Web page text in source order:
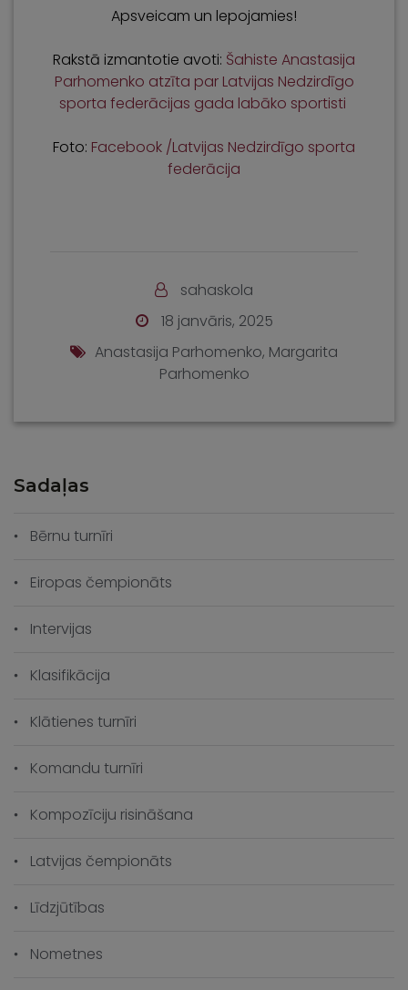
Apsveicam un lepojamies!
Rakstā izmantotie avoti: Šahiste Anastasija
Parhomenko atzīta par Latvijas Nedzirdīgo
sporta federācijas gada labāko sportisti
Foto: Facebook /Latvijas Nedzirdīgo sporta
federācija
sahaskola
18 janvāris, 2025
Anastasija Parhomenko, Margarita
Parhomenko
Sadaļas
Bērnu turnīri
Eiropas čempionāts
Intervijas
Klasifikācija
Klātienes turnīri
Komandu turnīri
Kompozīciju risināšana
Latvijas čempionāts
Līdzjūtības
Nometnes